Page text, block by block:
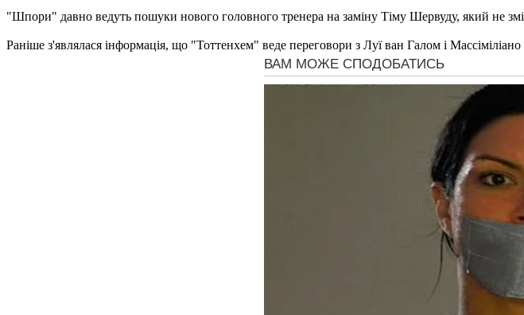
"Шпори" давно ведуть пошуки нового головного тренера на заміну Тіму Шервуду, який не
Раніше з'являлася інформація, що "Тоттенхем" веде переговори з Луї ван Галом і